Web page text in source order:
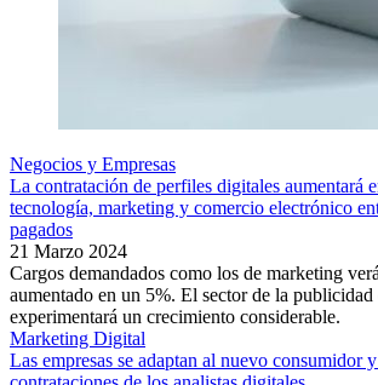
Negocios y Empresas
La contratación de perfiles digitales aumentará
tecnología, marketing y comercio electrónico
pagados
21 Marzo 2024
Cargos demandados como los de marketing
aumentado en un 5%. El sector de la
experimentará un crecimiento considerable.
Marketing Digital
Las empresas se adaptan al nuevo consumidor